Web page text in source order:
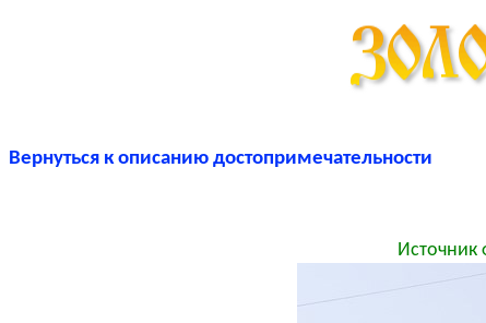
Вернуться к описанию достопримечательности
Источник